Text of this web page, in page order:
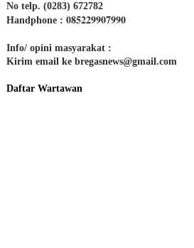
No telp. (0283) 672782
Handphone : 085229907990
Info/ opini masyarakat :
Kirim email ke bregasnews@gmail.com
Daftar Wartawan